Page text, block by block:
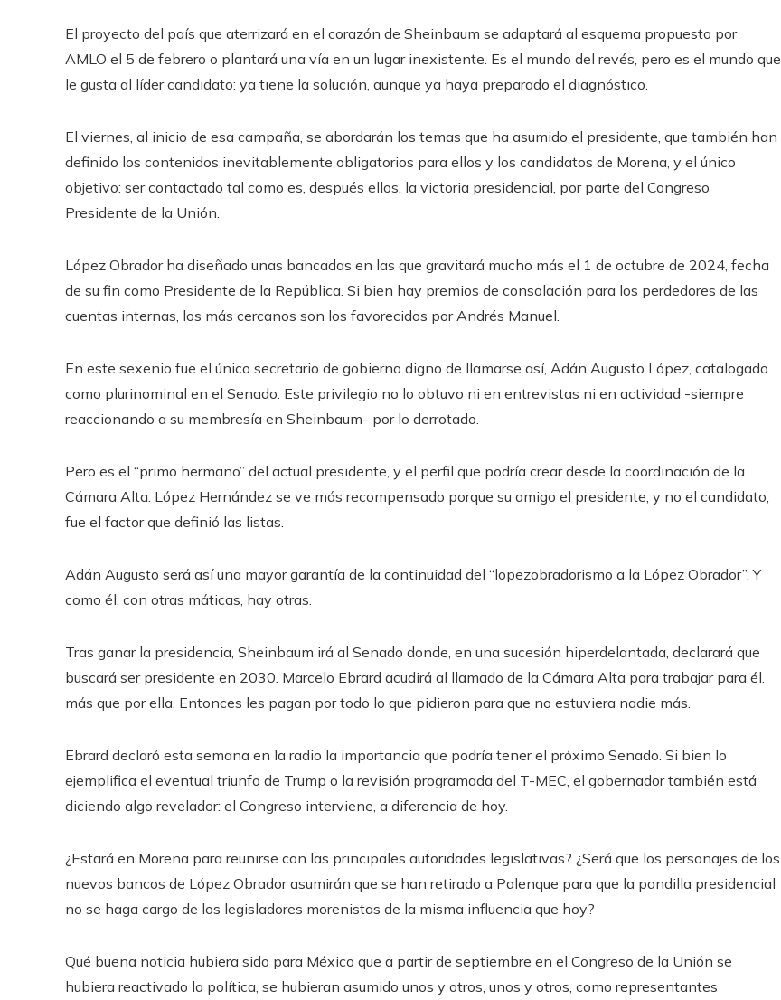
El proyecto del país que aterrizará en el corazón de Sheinbaum se adaptará al esquema propuesto por
AMLO el 5 de febrero o plantará una vía en un lugar inexistente. Es el mundo del revés, pero es el mundo que
le gusta al líder candidato: ya tiene la solución, aunque ya haya preparado el diagnóstico.
El viernes, al inicio de esa campaña, se abordarán los temas que ha asumido el presidente, que también han
definido los contenidos inevitablemente obligatorios para ellos y los candidatos de Morena, y el único
objetivo: ser contactado tal como es, después ellos, la victoria presidencial, por parte del Congreso
Presidente de la Unión.
López Obrador ha diseñado unas bancadas en las que gravitará mucho más el 1 de octubre de 2024, fecha
de su fin como Presidente de la República. Si bien hay premios de consolación para los perdedores de las
cuentas internas, los más cercanos son los favorecidos por Andrés Manuel.
En este sexenio fue el único secretario de gobierno digno de llamarse así, Adán Augusto López, catalogado
como plurinominal en el Senado. Este privilegio no lo obtuvo ni en entrevistas ni en actividad -siempre
reaccionando a su membresía en Sheinbaum- por lo derrotado.
Pero es el “primo hermano” del actual presidente, y el perfil que podría crear desde la coordinación de la
Cámara Alta. López Hernández se ve más recompensado porque su amigo el presidente, y no el candidato,
fue el factor que definió las listas.
Adán Augusto será así una mayor garantía de la continuidad del “lopezobradorismo a la López Obrador”. Y
como él, con otras máticas, hay otras.
Tras ganar la presidencia, Sheinbaum irá al Senado donde, en una sucesión hiperdelantada, declarará que
buscará ser presidente en 2030. Marcelo Ebrard acudirá al llamado de la Cámara Alta para trabajar para él.
más que por ella. Entonces les pagan por todo lo que pidieron para que no estuviera nadie más.
Ebrard declaró esta semana en la radio la importancia que podría tener el próximo Senado. Si bien lo
ejemplifica el eventual triunfo de Trump o la revisión programada del T-MEC, el gobernador también está
diciendo algo revelador: el Congreso interviene, a diferencia de hoy.
¿Estará en Morena para reunirse con las principales autoridades legislativas? ¿Será que los personajes de los
nuevos bancos de López Obrador asumirán que se han retirado a Palenque para que la pandilla presidencial
no se haga cargo de los legisladores morenistas de la misma influencia que hoy?
Qué buena noticia hubiera sido para México que a partir de septiembre en el Congreso de la Unión se
hubiera reactivado la política, se hubieran asumido unos y otros, unos y otros, como representantes